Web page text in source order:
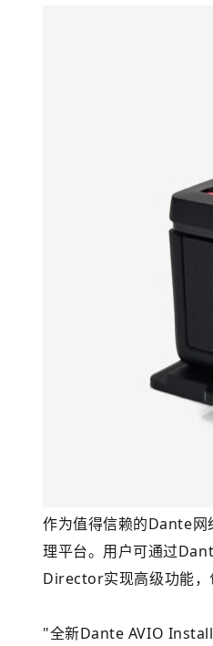
作为值得信赖的Dante
理平台。用户可通过
Director实现高级功能，
"全新Dante AVIO Install